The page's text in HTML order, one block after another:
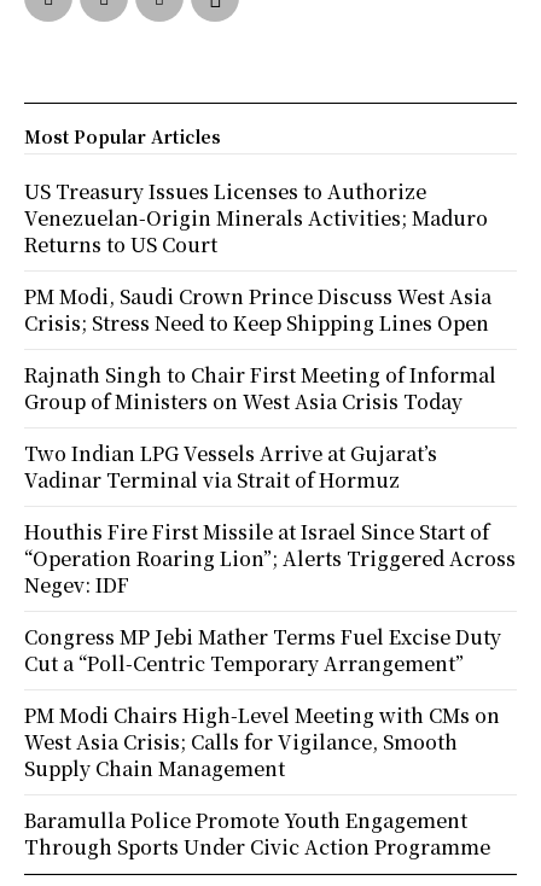
Most Popular Articles
US Treasury Issues Licenses to Authorize
Venezuelan-Origin Minerals Activities; Maduro
Returns to US Court
PM Modi, Saudi Crown Prince Discuss West Asia
Crisis; Stress Need to Keep Shipping Lines Open
Rajnath Singh to Chair First Meeting of Informal
Group of Ministers on West Asia Crisis Today
Two Indian LPG Vessels Arrive at Gujarat’s
Vadinar Terminal via Strait of Hormuz
Houthis Fire First Missile at Israel Since Start of
“Operation Roaring Lion”; Alerts Triggered Across
Negev: IDF
Congress MP Jebi Mather Terms Fuel Excise Duty
Cut a “Poll-Centric Temporary Arrangement”
PM Modi Chairs High-Level Meeting with CMs on
West Asia Crisis; Calls for Vigilance, Smooth
Supply Chain Management
Baramulla Police Promote Youth Engagement
Through Sports Under Civic Action Programme